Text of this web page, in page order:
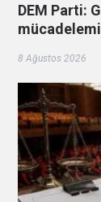
DEM Parti:
8 Ağustos 2026